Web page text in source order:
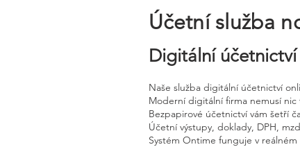
Účetní služba
Digitální
Naše služba digitální účetnictví
Moderní digitální firma nemusí nic
Bezpapirové účetnictví vám šetří
Účetní výstupy, doklady, DPH,
Systém Ontime funguje v